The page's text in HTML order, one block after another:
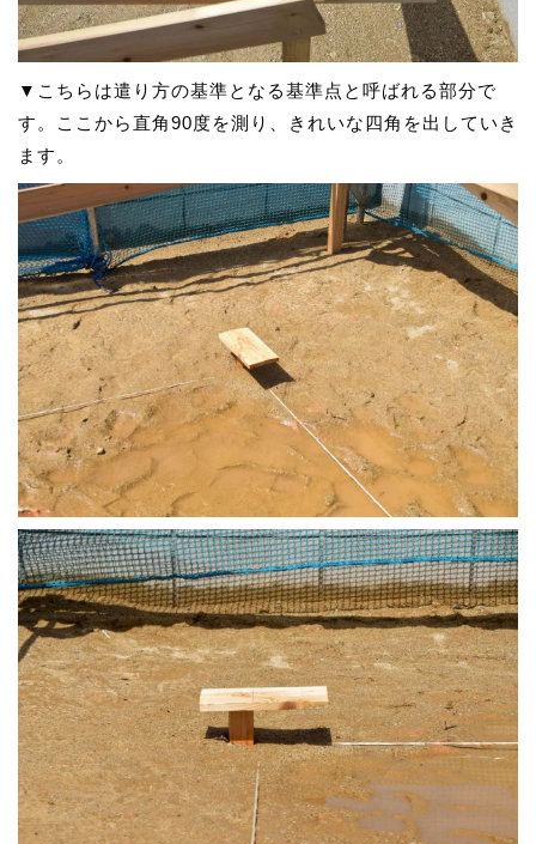
▼こちらは遣り方の基準となる基準点と呼ばれる部分で
す。ここから直角90度を測り、きれいな四角を出していき
ます。